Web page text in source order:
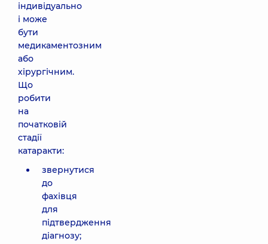
індивідуально
і може
бути
медикаментозним
або
хірургічним.
Що
робити
на
початковій
стадії
катаракти:
звернутися
до
фахівця
для
підтвердження
діагнозу;